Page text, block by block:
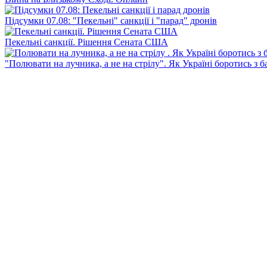
Підсумки 07.08: "Пекельні" санкції і "парад" дронів
Пекельні санкції. Рішення Сената США
"Полювати на лучника, а не на стрілу". Як Україні боротись з